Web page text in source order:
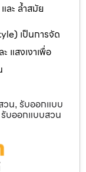
ละ ล้ำสมัย
เป็นการจัด
แสงเงาเพื่อ
วน, รับออกแบบ
รับออกแบบสวน